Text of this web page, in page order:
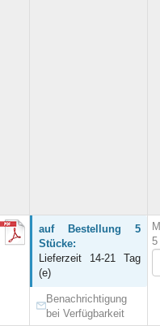
auf Bestellung 5
Stücke:
Lieferzeit 14-21 Tag
(e)
Benachrichtigung
bei Verfügbarkeit
5